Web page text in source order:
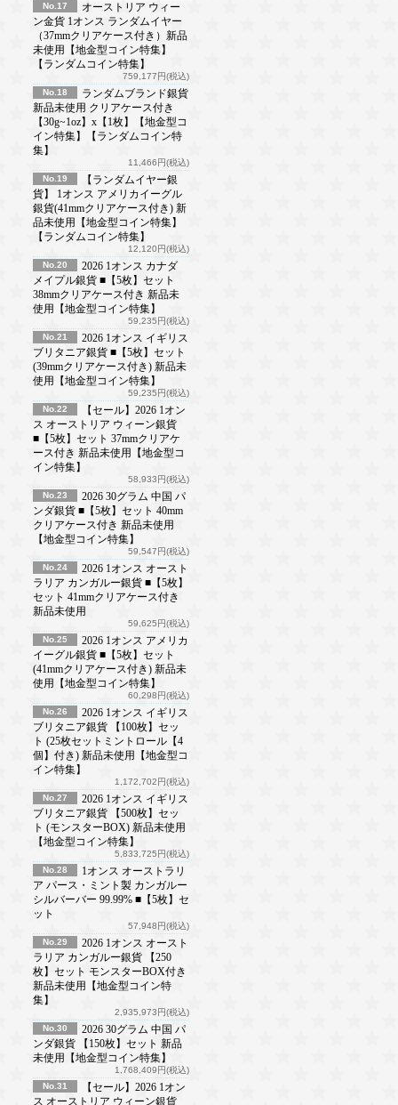
No.17
オーストリア ウィー
ン金貨 1オンス ランダムイヤー
（37mmクリアケース付き）新品
未使用【地金型コイン特集】
【ランダムコイン特集】
759,177円(税込)
No.18
ランダムブランド銀貨
新品未使用 クリアケース付き
【30g~1oz】x【1枚】【地金型コ
イン特集】【ランダムコイン特
集】
11,466円(税込)
No.19
【ランダムイヤー銀
貨】 1オンス アメリカイーグル
銀貨(41mmクリアケース付き) 新
品未使用【地金型コイン特集】
【ランダムコイン特集】
12,120円(税込)
No.20
2026 1オンス カナダ
メイプル銀貨 ■【5枚】セット
38mmクリアケース付き 新品未
使用【地金型コイン特集】
59,235円(税込)
No.21
2026 1オンス イギリス
ブリタニア銀貨 ■【5枚】セット
(39mmクリアケース付き) 新品未
使用【地金型コイン特集】
59,235円(税込)
No.22
【セール】2026 1オン
ス オーストリア ウィーン銀貨
■【5枚】セット 37mmクリアケ
ース付き 新品未使用【地金型コ
イン特集】
58,933円(税込)
No.23
2026 30グラム 中国 パ
ンダ銀貨 ■【5枚】セット 40mm
クリアケース付き 新品未使用
【地金型コイン特集】
59,547円(税込)
No.24
2026 1オンス オースト
ラリア カンガルー銀貨 ■【5枚】
セット 41mmクリアケース付き
新品未使用
59,625円(税込)
No.25
2026 1オンス アメリカ
イーグル銀貨 ■【5枚】セット
(41mmクリアケース付き) 新品未
使用【地金型コイン特集】
60,298円(税込)
No.26
2026 1オンス イギリス
ブリタニア銀貨 【100枚】セッ
ト (25枚セットミントロール【4
個】付き) 新品未使用【地金型コ
イン特集】
1,172,702円(税込)
No.27
2026 1オンス イギリス
ブリタニア銀貨 【500枚】セッ
ト (モンスターBOX) 新品未使用
【地金型コイン特集】
5,833,725円(税込)
No.28
1オンス オーストラリ
ア パース・ミント製 カンガルー
シルバーバー 99.99% ■【5枚】セ
ット
57,948円(税込)
No.29
2026 1オンス オースト
ラリア カンガルー銀貨 【250
枚】セット モンスターBOX付き
新品未使用【地金型コイン特
集】
2,935,973円(税込)
No.30
2026 30グラム 中国 パ
ンダ銀貨 【150枚】セット 新品
未使用【地金型コイン特集】
1,768,409円(税込)
No.31
【セール】2026 1オン
ス オーストリア ウィーン銀貨